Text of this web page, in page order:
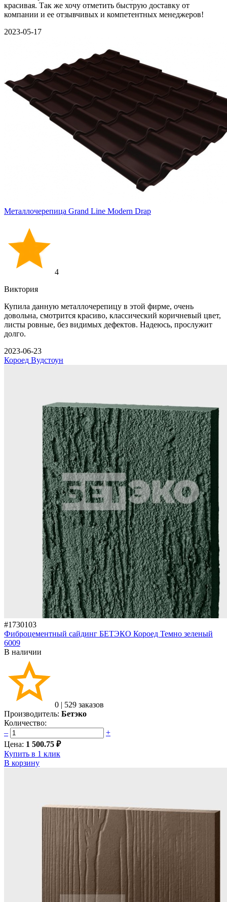
красивая. Так же хочу отметить быструю доставку от
компании и ее отзывчивых и компетентных менеджеров!
2023-05-17
Металлочерепица Grand Line Modern Drap
4
Виктория
Купила данную металлочерепицу в этой фирме, очень
довольна, смотрится красиво, классический коричневый цвет,
листы ровные, без видимых дефектов. Надеюсь, прослужит
долго.
2023-06-23
Короед Вудстоун
#1730103
Фиброцементный сайдинг БЕТЭКО Короед Темно зеленый
6009
В наличии
0 | 529 заказов
Производитель: Бетэко
Количество:
–
+
Цена: 1 500.75 ₽
Купить в 1 клик
В корзину